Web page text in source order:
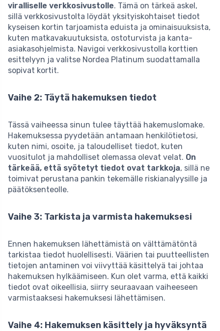
viralliselle verkkosivustolle. Tämä on tärkeä askel,
sillä verkkosivustolta löydät yksityiskohtaiset tiedot
kyseisen kortin tarjoamista eduista ja ominaisuuksista,
kuten matkavakuutuksista, ostoturvista ja kanta-
asiakasohjelmista. Navigoi verkkosivustolla korttien
esittelyyn ja valitse Nordea Platinum suodattamalla
sopivat kortit.
Vaihe 2: Täytä hakemuksen tiedot
Tässä vaiheessa sinun tulee täyttää hakemuslomake.
Hakemuksessa pyydetään antamaan henkilötietosi,
kuten nimi, osoite, ja taloudelliset tiedot, kuten
vuositulot ja mahdolliset olemassa olevat velat. On
tärkeää, että syötetyt tiedot ovat tarkkoja, sillä ne
toimivat perustana pankin tekemälle riskianalyysille ja
päätöksenteolle.
Vaihe 3: Tarkista ja varmista hakemuksesi
Ennen hakemuksen lähettämistä on välttämätöntä
tarkistaa tiedot huolellisesti. Väärien tai puutteellisten
tietojen antaminen voi viivyttää käsittelyä tai johtaa
hakemuksen hylkäämiseen. Kun olet varma, että kaikki
tiedot ovat oikeellisia, siirry seuraavaan vaiheeseen
varmistaaksesi hakemuksesi lähettämisen.
Vaihe 4: Hakemuksen käsittely ja hyväksyntä